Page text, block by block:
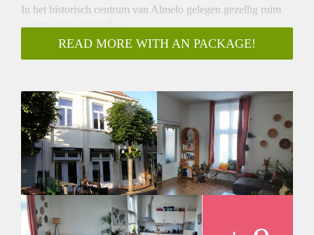
In het historisch centrum van Almelo gelegen gezellig ruim
appartement met balkon.
INDELING:
Ruime woonkamer met kamer ensuite (ook als 2e slaapkamer
douche, wastafel en toilet en een zeer ruime slaapkamer.
Het appartement is gestoffeerd en de kasten blijven staan.
BIJZONDERHEDEN:
- Beschikbaar per 1 november 2022
- Huurprijs € 800,- excl. g/w/e
- Waarborgsom 1 maand huur
- Minimale huurperiode 12 maanden
- Huisdieren niet toegestaan
Geïnteresseerd? Schrijf u in op www.verhuurpro.nl en stuur
READ MORE WITH AN PACKAGE!